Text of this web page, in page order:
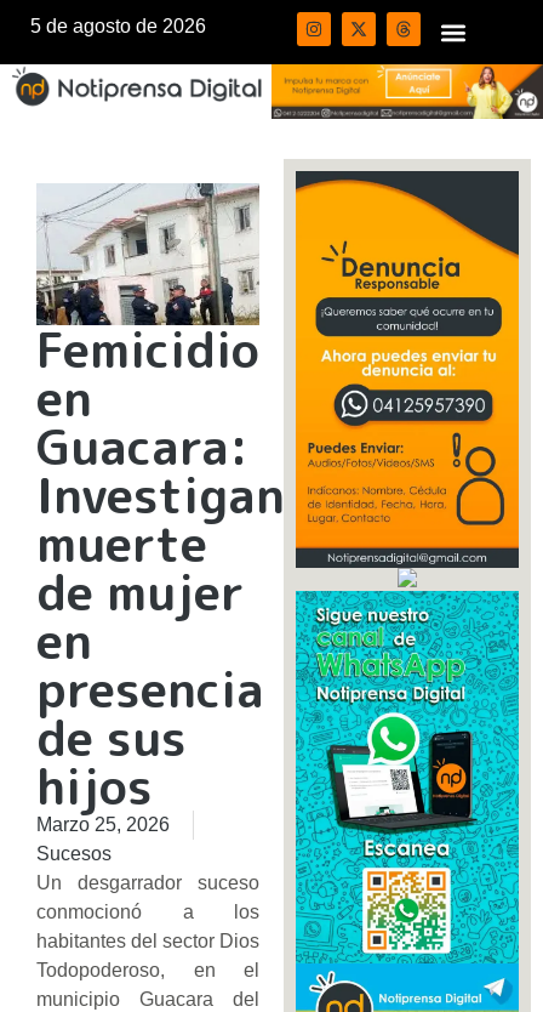
5 de agosto de 2026
Femicidio
en
Guacara:
Investigan
muerte
de mujer
en
presencia
de sus
hijos
Marzo 25, 2026
Sucesos
Un desgarrador suceso
conmocionó a los
habitantes del sector Dios
Todopoderoso, en el
municipio Guacara del